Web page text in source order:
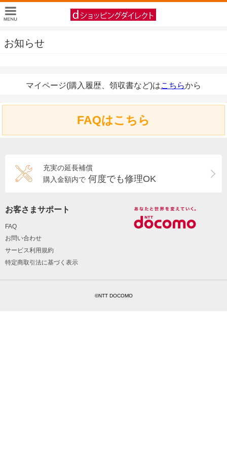
お知らせ
マイページ(購入履歴、領収書など)はこちらから
FAQはこちら
充実の延長補償
購入金額内で 何度でも修理OK
お客さまサポート
FAQ
お問い合わせ
サービス利用規約
特定商取引法に基づく表示
©NTT DOCOMO